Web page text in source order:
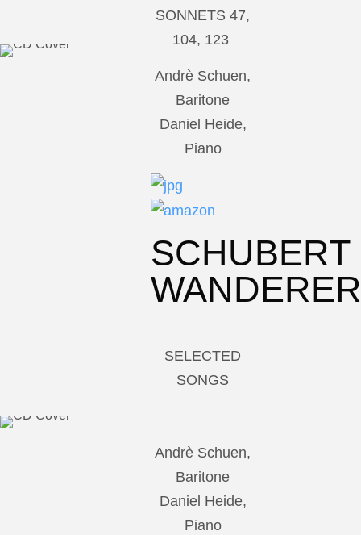
SONNETS 47,
104, 123
Andrè Schuen,
Baritone
Daniel Heide,
Piano
SCHUBERT
WANDERER
SELECTED
SONGS
Andrè Schuen,
Baritone
Daniel Heide,
Piano